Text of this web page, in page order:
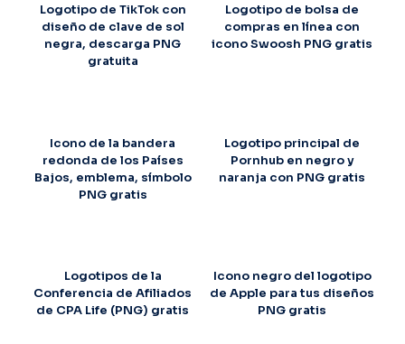
Logotipo de TikTok con
diseño de clave de sol
negra, descarga PNG
gratuita
Logotipo de bolsa de
compras en línea con
icono Swoosh PNG gratis
Icono de la bandera
redonda de los Países
Bajos, emblema, símbolo
PNG gratis
Logotipo principal de
Pornhub en negro y
naranja con PNG gratis
Logotipos de la
Conferencia de Afiliados
de CPA Life (PNG) gratis
Icono negro del logotipo
de Apple para tus diseños
PNG gratis